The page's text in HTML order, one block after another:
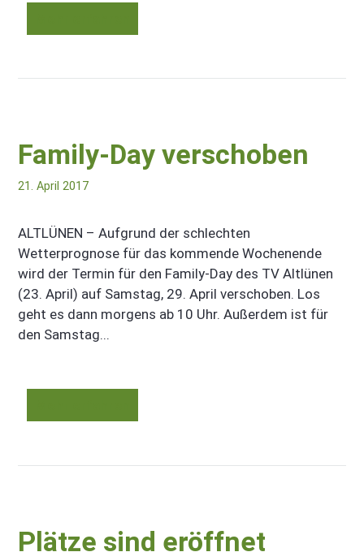
Family-Day verschoben
21. April 2017
ALTLÜNEN – Aufgrund der schlechten
Wetterprognose für das kommende Wochenende
wird der Termin für den Family-Day des TV Altlünen
(23. April) auf Samstag, 29. April verschoben. Los
geht es dann morgens ab 10 Uhr. Außerdem ist für
den Samstag...
Plätze sind eröffnet